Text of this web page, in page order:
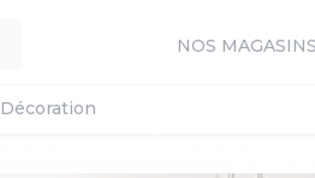
NOS MAGASINS
Décoration